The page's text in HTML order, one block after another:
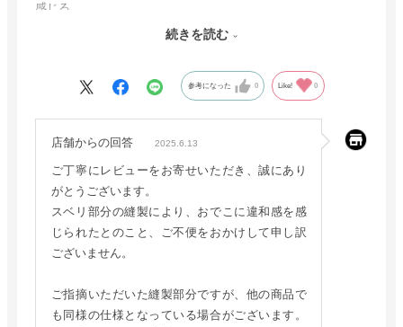
感じる。
続きを読む
参考になった 0 Like! 0
店舗からの回答 2025.6.13
ご丁寧にレビューをお寄せいただき、誠にあり
がとうございます。
スベリ部分の縫製により、おでこに違和感を感
じられたとのこと、ご不便をおかけして申し訳
ございません。
ご指摘いただいた縫製部分ですが、他の商品で
も同様の仕様となっている場合がございます。